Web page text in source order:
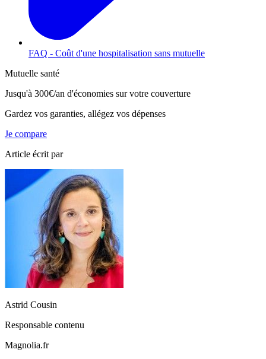
FAQ - Coût d'une hospitalisation sans mutuelle
Mutuelle santé
Jusqu'à 300€/an d'économies sur votre couverture
Gardez vos garanties, allégez vos dépenses
Je compare
Article écrit par
Astrid Cousin
Responsable contenu
Magnolia.fr